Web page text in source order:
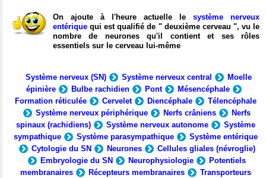
On ajoute à l'heure actuelle le système nerveux
entérique qui est qualifié de " deuxième cerveau ", vu le
nombre de neurones qu'il contient et ses rôles
essentiels sur le cerveau lui-même
Système nerveux (SN) Système nerveux central
Moelle
épinière
Bulbe rachidien Pont
Mésencéphale
Formation réticulée
Cervelet Diencéphale
Télencéphale
Système nerveux périphérique
Nerfs crâniens
Nerfs
spinaux (rachidiens)
Système nerveux autonome
Système
sympathique
Système parasympathique
Système entérique
Cytologie du SN
Neurones
Cellules gliales (névroglie)
Embryologie du SN
Neurophysiologie
Potentiels
membranaires
Récepteurs membranaires
Transporteurs